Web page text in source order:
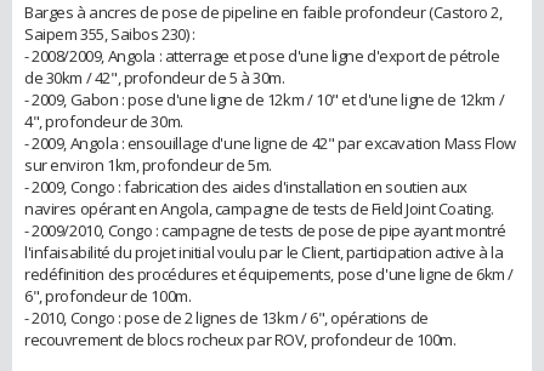
Barges à ancres de pose de pipeline en faible profondeur (Castoro 2,
Saipem 355, Saibos 230) :
- 2008/2009, Angola : atterrage et pose d'une ligne d'export de pétrole
de 30km / 42", profondeur de 5 à 30m.
- 2009, Gabon : pose d'une ligne de 12km / 10" et d'une ligne de 12km /
4", profondeur de 30m.
- 2009, Angola : ensouillage d'une ligne de 42" par excavation Mass Flow
sur environ 1km, profondeur de 5m.
- 2009, Congo : fabrication des aides d'installation en soutien aux
navires opérant en Angola, campagne de tests de Field Joint Coating.
- 2009/2010, Congo : campagne de tests de pose de pipe ayant montré
l'infaisabilité du projet initial voulu par le Client, participation active à la
redéfinition des procédures et équipements, pose d'une ligne de 6km /
6", profondeur de 100m.
- 2010, Congo : pose de 2 lignes de 13km / 6", opérations de
recouvrement de blocs rocheux par ROV, profondeur de 100m.